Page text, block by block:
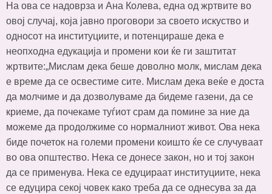
На ова се надоврза и Ана Колева, една од жртвите во
овој случај, која јавно проговори за своето искуство и
односот на институциите, и потенцираше дека е
неопходна едукација и промени кои ќе ги заштитат
жртвите:„Мислам дека беше доволно молк, мислам дека
е време да се освестиме сите. Мислам дека веќе е доста
да молчиме и да дозволуваме да бидеме газени, да се
криеме, да почекаме туѓиот срам да помине за ние да
можеме да продолжиме со нормалниот живот. Ова нека
биде почеток на големи промени коишто ќе се случуваат
во ова општество. Нека се донесе закон, но и тој закон
да се применува. Нека се едуцираат институциите, нека
се едуцира секој човек како треба да се однесува за да